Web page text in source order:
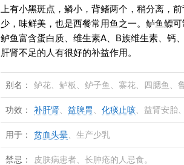
上有小黑斑点，鳞小，背鳍两个，稍分离，
少，味鲜美，也是西餐常用鱼之一。鲈鱼鳔可
鲈鱼富含蛋白质、维生素A、B族维生素、钙
肝肾不足的人有很好的补益作用。
别名： 鲈花、鲈板、鲈子鱼、寨花、四腮鱼、
功效： 补肝肾 益脾胃 化痰止咳 、益肾安胎、
用于： 贫血头晕 、生产少乳
禁忌： 皮肤病患者、长肿疮的人忌食。